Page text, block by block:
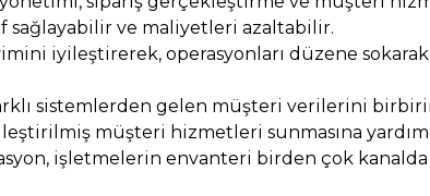
sağlayabilir ve maliyetleri azaltabilir.
iyileştirerek, operasyonları düzene
sistemlerden gelen müşteri verilerini
müşteri hizmetleri sunmasına
işletmelerin envanteri birden çok